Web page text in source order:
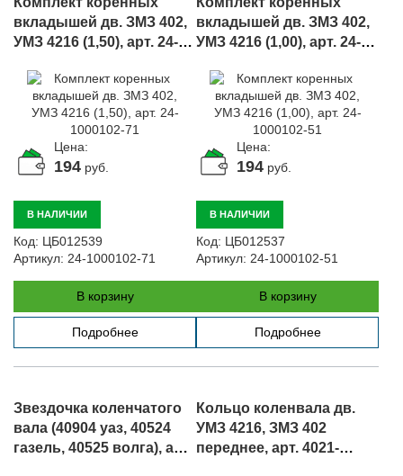
вкладышей дв. ЗМЗ 402,
УМЗ 4216 (1,50), арт. 24-
Цена:
194 руб.
В НАЛИЧИИ
Код: ЦБ012539
Артикул: 24-1000102-71
В корзину
Подробнее
вкладышей дв. ЗМЗ 402,
УМЗ 4216 (1,00), арт. 24-
Цена:
194 руб.
В НАЛИЧИИ
Код: ЦБ012537
Артикул: 24-1000102-51
В корзину
Подробнее
Звездочка коленчатого
вала (40904 уаз, 40524
газель, 40525 волга), арт.
Кольцо коленвала дв.
УМЗ 4216, ЗМЗ 402
переднее, арт. 4021-